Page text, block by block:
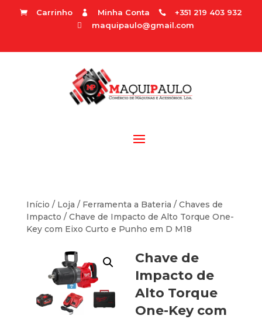
 Carrinho  Minha Conta  +351 219 403 932
 maquipaulo@gmail.com
Início / Loja / Ferramenta a Bateria / Chaves de
Impacto / Chave de Impacto de Alto Torque One-
Key com Eixo Curto e Punho em D M18
Chave de
Impacto de
Alto Torque
One-Key com